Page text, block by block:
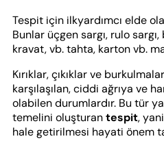
Tespit için ilkyardımcı elde
Bunlar üçgen sargı, rulo
kravat, vb. tahta, karton vb.
Kırıklar, çıkıklar ve
karşılaşılan, ciddi ağrıya ve
olabilen durumlardır. Bu tür
temelini oluşturantespit,
hale getirilmesi hayati önem